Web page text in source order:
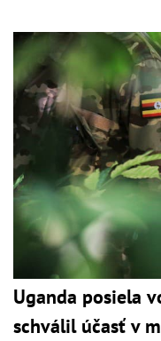
Uganda posiela
schválil účasť v